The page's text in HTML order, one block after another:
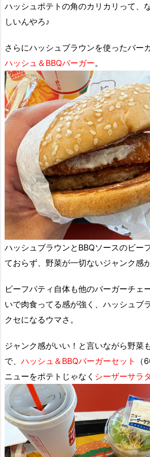
ハッシュポテトの角のカリカリって、
しいんやろ♪
さらにハッシュブラウンを使ったバー
ハッシュ＆BBQバーガー。
ハッシュブラウンとBBQソースのビー
ておらず、野菜が一切ないジャンク感
ビーフパティ自体も他のバーガーチェ
いで肉食ってる感が強く、ハッシュブ
クセになるウマさ。
ジャンク感がいい！と言いながら野菜
で、 ハッシュ＆BBQバーガーセット
ニューをポテトじゃなく シーザーサラ